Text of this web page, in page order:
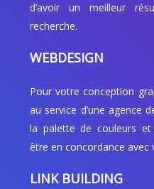
d’avoir un meilleur
recherche.
WEBDESIGN
Pour votre conception
au service d’une agence
la palette de couleurs
être en concordance avec
LINK BUILDING